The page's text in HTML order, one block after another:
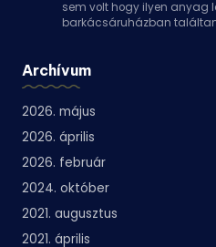
sem volt hogy ilyen anyag
barkácsáruházban
Archívum
2026. május
2026. április
2026. február
2024. október
2021. augusztus
2021. április